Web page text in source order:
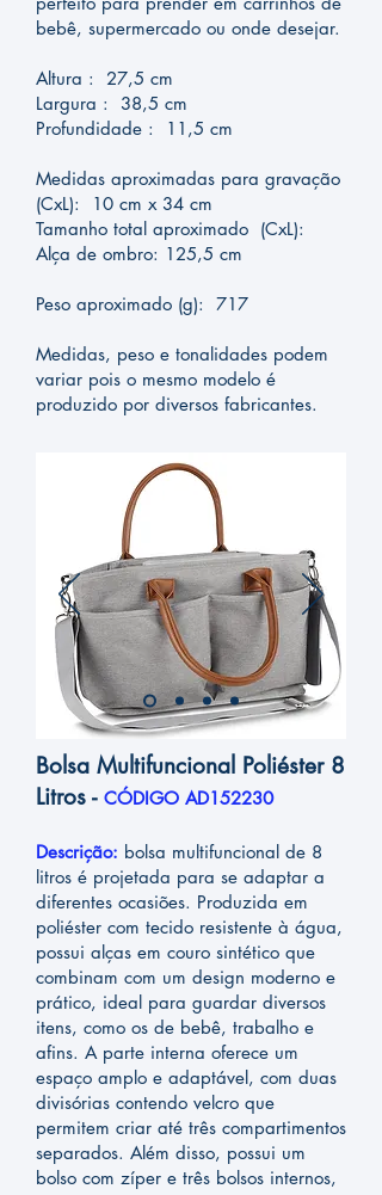
bebê, supermercado ou onde desejar.
Altura : 27,5 cm
Largura : 38,5 cm
Profundidade : 11,5 cm
Medidas aproximadas para gravação
(CxL): 10 cm x 34 cm
Tamanho total aproximado (CxL):
Alça de ombro: 125,5 cm
Peso aproximado (g): 717
Medidas, peso e tonalidades podem
variar pois o mesmo modelo é
produzido por diversos fabricantes.
Bolsa Multifuncional Poliéster 8
Litros - CÓDIGO AD152230
Descrição: bolsa multifuncional de 8
litros é projetada para se adaptar a
diferentes ocasiões. Produzida em
poliéster com tecido resistente à água,
possui alças em couro sintético que
combinam com um design moderno e
prático, ideal para guardar diversos
itens, como os de bebê, trabalho e
afins. A parte interna oferece um
espaço amplo e adaptável, com duas
divisórias contendo velcro que
permitem criar até três compartimentos
separados. Além disso, possui um
bolso com zíper e três bolsos internos,